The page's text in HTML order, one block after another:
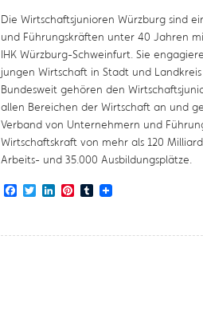
Die Wirtschaftsjunioren Würzburg sind
und Führungskräften unter 40 Jahren
IHK Würzburg-Schweinfurt. Sie
jungen Wirtschaft in Stadt und
Bundesweit gehören den
allen Bereichen der Wirtschaft an und
Verband von Unternehmern und
Wirtschaftskraft von mehr als 120
Arbeits- und 35.000 Ausbildungsplätze.
Facebook
TwitterLinkedIn
Pinterest
Tumblr